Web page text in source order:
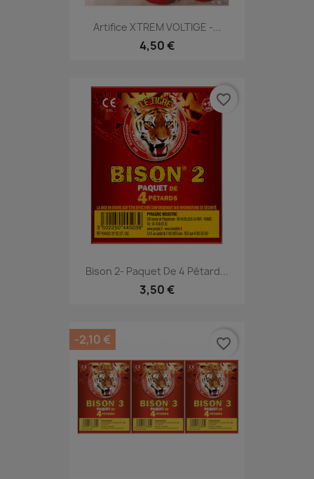
Artifice XTREM VOLTIGE -...
4,50 €
Bison 2- Paquet De 4 Pétard...
3,50 €
favorite_border
-2,10 € favorite_border